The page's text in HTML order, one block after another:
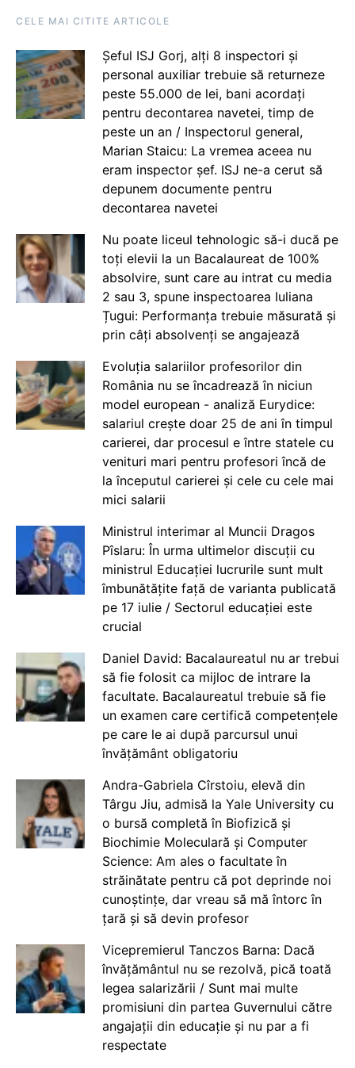
CELE MAI CITITE ARTICOLE
Șeful ISJ Gorj, alți 8 inspectori și
personal auxiliar trebuie să returneze
peste 55.000 de lei, bani acordați
pentru decontarea navetei, timp de
peste un an / Inspectorul general,
Marian Staicu: La vremea aceea nu
eram inspector șef. ISJ ne-a cerut să
depunem documente pentru
decontarea navetei
Nu poate liceul tehnologic să-i ducă pe
toți elevii la un Bacalaureat de 100%
absolvire, sunt care au intrat cu media
2 sau 3, spune inspectoarea Iuliana
Țugui: Performanța trebuie măsurată și
prin câți absolvenți se angajează
Evoluția salariilor profesorilor din
România nu se încadrează în niciun
model european - analiză Eurydice:
salariul crește doar 25 de ani în timpul
carierei, dar procesul e între statele cu
venituri mari pentru profesori încă de
la începutul carierei și cele cu cele mai
mici salarii
Ministrul interimar al Muncii Dragos
Pîslaru: În urma ultimelor discuții cu
ministrul Educației lucrurile sunt mult
îmbunătățite față de varianta publicată
pe 17 iulie / Sectorul educației este
crucial
Daniel David: Bacalaureatul nu ar trebui
să fie folosit ca mijloc de intrare la
facultate. Bacalaureatul trebuie să fie
un examen care certifică competențele
pe care le ai după parcursul unui
învățământ obligatoriu
Andra-Gabriela Cîrstoiu, elevă din
Târgu Jiu, admisă la Yale University cu
o bursă completă în Biofizică și
Biochimie Moleculară și Computer
Science: Am ales o facultate în
străinătate pentru că pot deprinde noi
cunoștințe, dar vreau să mă întorc în
țară și să devin profesor
Vicepremierul Tanczos Barna: Dacă
învățământul nu se rezolvă, pică toată
legea salarizării / Sunt mai multe
promisiuni din partea Guvernului către
angajații din educație și nu par a fi
respectate